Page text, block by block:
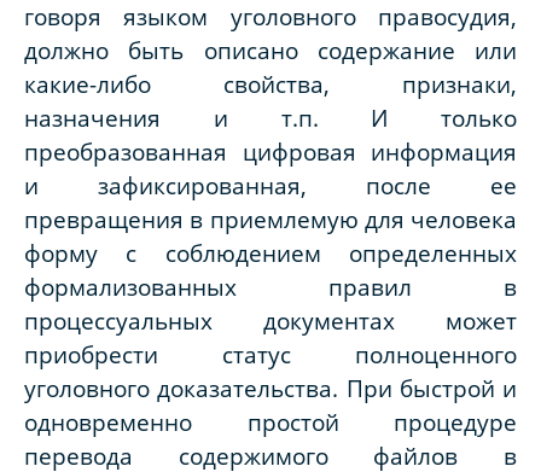
говоря языком уголовного правосудия,
должно быть описано содержание или
какие-либо свойства, признаки,
назначения и т.п. И только
преобразованная цифровая информация
и зафиксированная, после ее
превращения в приемлемую для человека
форму с соблюдением определенных
формализованных правил в
процессуальных документах может
приобрести статус полноценного
уголовного доказательства. При быстрой и
одновременно простой процедуре
перевода содержимого файлов в